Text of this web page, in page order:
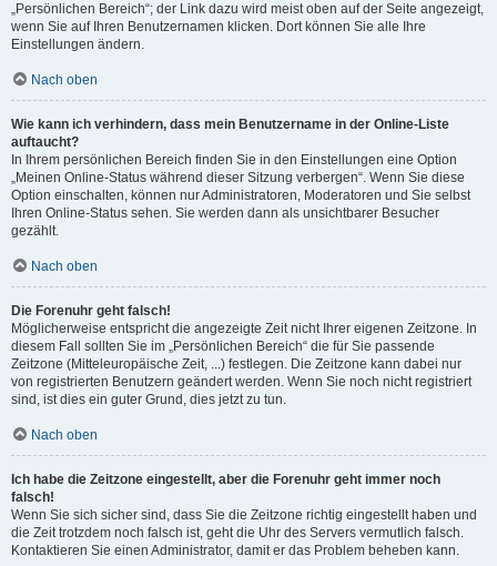
„Persönlichen Bereich“; der Link dazu wird meist oben auf der Seite angezeigt,
wenn Sie auf Ihren Benutzernamen klicken. Dort können Sie alle Ihre
Einstellungen ändern.
Nach oben
Wie kann ich verhindern, dass mein Benutzername in der Online-Liste
auftaucht?
In Ihrem persönlichen Bereich finden Sie in den Einstellungen eine Option
„Meinen Online-Status während dieser Sitzung verbergen“. Wenn Sie diese
Option einschalten, können nur Administratoren, Moderatoren und Sie selbst
Ihren Online-Status sehen. Sie werden dann als unsichtbarer Besucher
gezählt.
Nach oben
Die Forenuhr geht falsch!
Möglicherweise entspricht die angezeigte Zeit nicht Ihrer eigenen Zeitzone. In
diesem Fall sollten Sie im „Persönlichen Bereich“ die für Sie passende
Zeitzone (Mitteleuropäische Zeit, ...) festlegen. Die Zeitzone kann dabei nur
von registrierten Benutzern geändert werden. Wenn Sie noch nicht registriert
sind, ist dies ein guter Grund, dies jetzt zu tun.
Nach oben
Ich habe die Zeitzone eingestellt, aber die Forenuhr geht immer noch
falsch!
Wenn Sie sich sicher sind, dass Sie die Zeitzone richtig eingestellt haben und
die Zeit trotzdem noch falsch ist, geht die Uhr des Servers vermutlich falsch.
Kontaktieren Sie einen Administrator, damit er das Problem beheben kann.